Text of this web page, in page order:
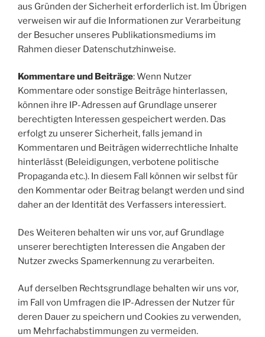
aus Gründen der Sicherheit erforderlich ist. Im Übrigen
verweisen wir auf die Informationen zur Verarbeitung
der Besucher unseres Publikationsmediums im
Rahmen dieser Datenschutzhinweise.
Kommentare und Beiträge: Wenn Nutzer
Kommentare oder sonstige Beiträge hinterlassen,
können ihre IP-Adressen auf Grundlage unserer
berechtigten Interessen gespeichert werden. Das
erfolgt zu unserer Sicherheit, falls jemand in
Kommentaren und Beiträgen widerrechtliche Inhalte
hinterlässt (Beleidigungen, verbotene politische
Propaganda etc.). In diesem Fall können wir selbst für
den Kommentar oder Beitrag belangt werden und sind
daher an der Identität des Verfassers interessiert.
Des Weiteren behalten wir uns vor, auf Grundlage
unserer berechtigten Interessen die Angaben der
Nutzer zwecks Spamerkennung zu verarbeiten.
Auf derselben Rechtsgrundlage behalten wir uns vor,
im Fall von Umfragen die IP-Adressen der Nutzer für
deren Dauer zu speichern und Cookies zu verwenden,
um Mehrfachabstimmungen zu vermeiden.